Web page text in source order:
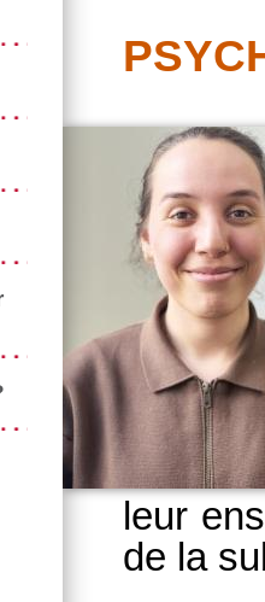
leur
de la